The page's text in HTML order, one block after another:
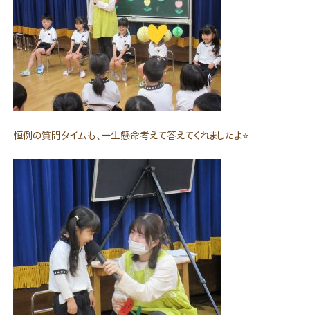
恒例の質問タイムも、一生懸命考えて答えてくれましたよ⭐